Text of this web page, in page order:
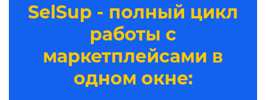
SelSup - полный цикл
работы с
маркетплейсами в
одном окне: